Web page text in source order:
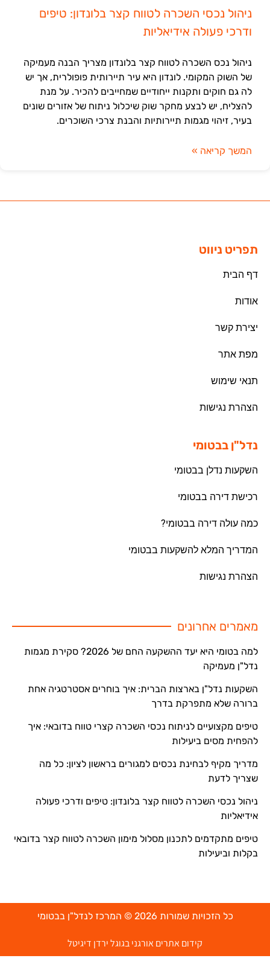
ניהול נכסי השכרה לטווח קצר בלונדון: טיפים
ודרכי פעולה אידיאליות
ניהול נכס השכרה לטווח קצר בלונדון מצריך הבנה מעמיקה
של השוק המקומי. לונדון היא עיר תיירותית פופולרית, אך יש
לה גם חוקים ותקנות ייחודיים שמחייבים להכיר. על מנת
להצליח, יש לבצע מחקר שוק שיכלול ניתוח של אזורים שונים
בעיר, זיהוי מגמות תיירותיות והבנת צרכי השוכרים.
המשך קריאה »
תפריט ניווט
דף הבית
אודות
יצירת קשר
מפת אתר
תנאי שימוש
הצהרת נגישות
נדל"ן בבטומי
השקעות נדלן בבטומי
רכישת דירה בבטומי
כמה עולה דירה בבטומי?
המדריך המלא להשקעות בבטומי
הצהרת נגישות
מאמרים אחרונים
למה בטומי היא יעד ההשקעה החם של 2026? סקירת מגמות
נדל"ן מעמיקה
השקעות נדל"ן בארצות הברית: איך בוחרים אסטרטגיה אחת
ברורה שלא מתפרקת בדרך
טיפים מקצועיים לניתוח נכסי השכרה קצרי טווח בדובאי: איך
להפחית מסים ביעילות
מדריך מקיף לבחינת נכסים למגורים בראשון לציון: כל מה
שצריך לדעת
ניהול נכסי השכרה לטווח קצר בלונדון: טיפים ודרכי פעולה
אידיאליות
טיפים מתקדמים לתכנון מסלול מימון השכרה לטווח קצר בדובאי
בקלות וביעילות
כל הזכויות שמורות 2026 © המרכז לנדל"ן בבטומי
קידום אתרים אורגני בגוגל ירדן דיגיטל